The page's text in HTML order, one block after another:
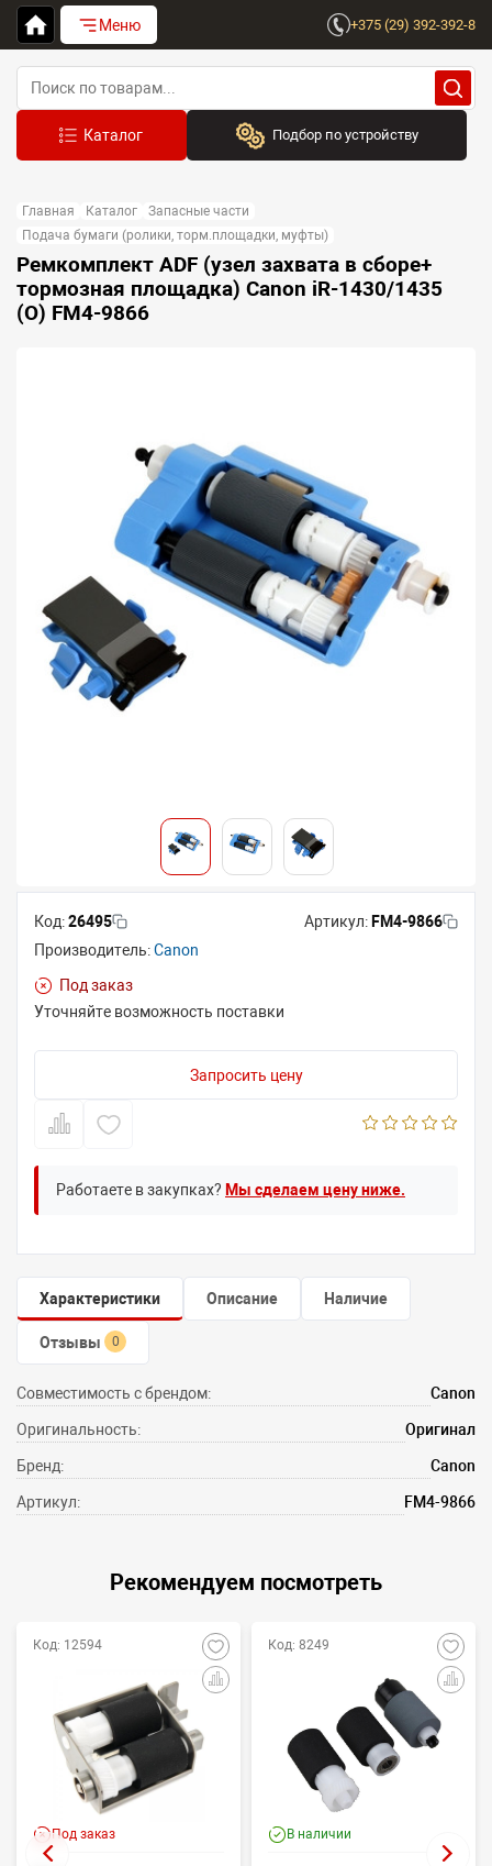
Меню +375 (29) 392-392-8
Подбор по устройству
Выберите бренд
Устройство:
Сначала выберите бренд
Главная Каталог
Запасные части
Подача бумаги (ролики, торм.площадки, муфты)
Ремкомплект ADF (узел захвата в сборе+
тормозная площадка) Canon iR-1430/1435
(O) FM4-9866
Код:26495 Артикул: FM4-9866
Производитель:Canon
Под заказ
Уточняйте возможность поставки
Запросить цену
Работаете в закупках? Мы сделаем цену ниже.
Характеристики Описание Наличие
Отзывы 0
Совместимость с брендом: Canon
Оригинальность: Оригинал
Бренд: Canon
Артикул: FM4-9866
Рекомендуем посмотреть
Код: 12594
Под заказ
Код: 8249
В наличии